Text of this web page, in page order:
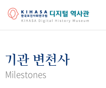
걸어온 길 기관 변천사
기관 변천사
Milestones